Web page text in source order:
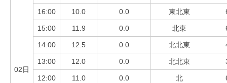
02日
16:00 10.0 0.0 東北東
15:00 11.9 0.0 北東
14:00 12.5 0.0 北北東
13:00 12.0 0.0 北北東
12:00 11.0 0.0 北